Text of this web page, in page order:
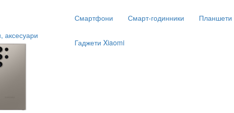
аксесуари
Смартфони Смарт-годинники Планшети
Гаджети Xiaomi